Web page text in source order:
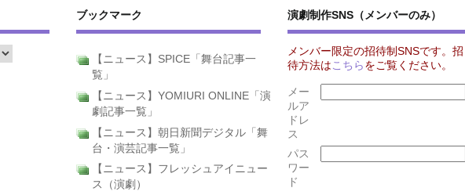
ブックマーク
【ニュース】SPICE「舞台記事一
覧」
【ニュース】YOMIURI ONLINE「演
劇記事一覧」
【ニュース】朝日新聞デジタル「舞
台・演芸記事一覧」
【ニュース】フレッシュアイニュー
ス（演劇）
演劇制作SNS（メンバーのみ）
メンバー限定の招待制SNSです。招
待方法は こちら をご覧ください。
メー
ルア
ドレ
ス
パス
ワー
ド